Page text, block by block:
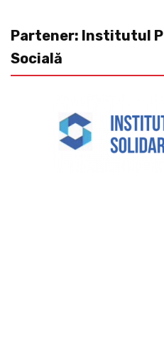
Partener: Institutul
Socială